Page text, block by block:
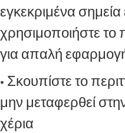
εγκεκριμένα
χρησιμοποιήστε το
για απαλή
• Σκουπίστε το
μην μεταφερθεί
χέρια